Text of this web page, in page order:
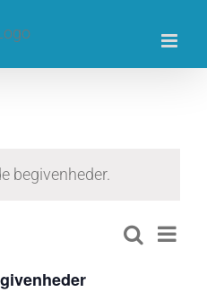
begivenheder.
SøgListe